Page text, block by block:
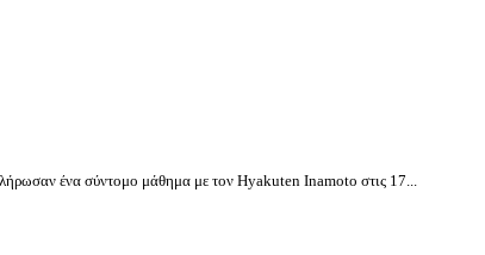
ένα σύντομο μάθημα με τον Hyakuten Inamoto στις 17...